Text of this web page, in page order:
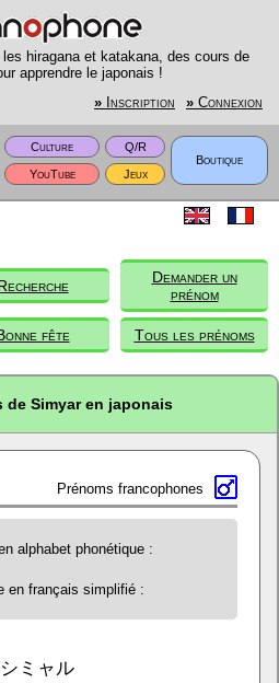
hiragana et katakana, des cours de
apprendre le japonais !
» Inscription » Connexion
Culture
Q/R
Boutique
YouTube Jeux
Demander un
prénom
fête Tous les prénoms
de Simyar en japonais
Prénoms francophones
alphabet phonétique :
en français simplifié :
シミャル